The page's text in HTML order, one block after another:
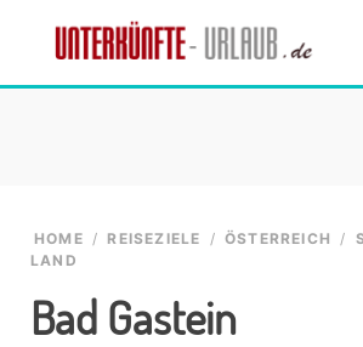
Unterkünfte-
finde
HOME / REISEZIELE / ÖSTERREICH /
LAND
Bad Gastein